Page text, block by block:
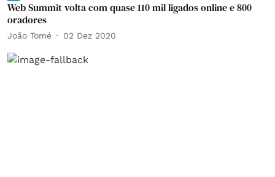
Web Summit volta com quase 110 mil ligados online e 800
oradores
João Tomé 02 Dez 2020